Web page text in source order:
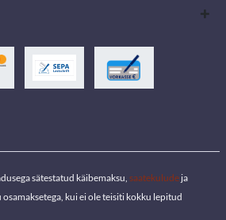
sätestatud käibemaksu, saatekulude ja
kui ei ole teisiti kokku lepitud